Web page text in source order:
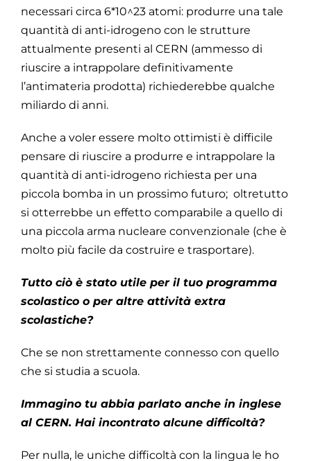
necessari circa 6*10^23 atomi: produrre una tale
quantità di anti-idrogeno con le strutture
attualmente presenti al CERN (ammesso di
riuscire a intrappolare definitivamente
l’antimateria prodotta) richiederebbe qualche
miliardo di anni.
Anche a voler essere molto ottimisti è difficile
pensare di riuscire a produrre e intrappolare la
quantità di anti-idrogeno richiesta per una
piccola bomba in un prossimo futuro; oltretutto
si otterrebbe un effetto comparabile a quello di
una piccola arma nucleare convenzionale (che è
molto più facile da costruire e trasportare).
Tutto ciò è stato utile per il tuo programma
scolastico o per altre attività extra
scolastiche?
Che se non strettamente connesso con quello
che si studia a scuola.
Immagino tu abbia parlato anche in inglese
al CERN. Hai incontrato alcune difficoltà?
Per nulla, le uniche difficoltà con la lingua le ho